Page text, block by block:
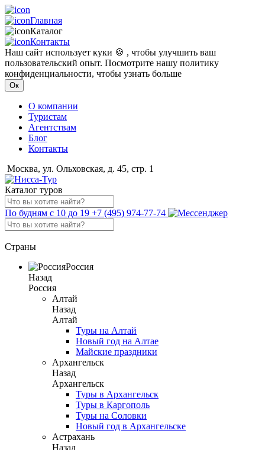
Главная
Каталог
Контакты
Наш сайт использует куки 🍪 , чтобы улучшить ваш
пользовательский опыт. Посмотрите нашу политику
конфиденциальности, чтобы узнать больше
Ок
О компании
Туристам
Агентствам
Блог
Контакты
Москва, ул. Ольховская, д. 45, стр. 1
Каталог туров
По будням с 10 до 19 +7 (495) 974-77-74
Страны
Россия
Назад
Россия
Алтай
Назад
Алтай
Туры на Алтай
Новый год на Алтае
Майские праздники
Архангельск
Назад
Архангельск
Туры в Архангельск
Туры в Каргополь
Туры на Соловки
Новый год в Архангельске
Астрахань
Назад